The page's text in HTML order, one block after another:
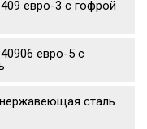
евро-3 с гофрой
евро-5 с
сталь